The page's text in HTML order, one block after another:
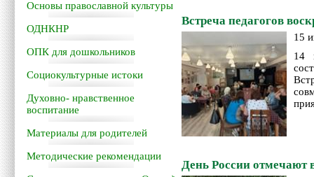
Основы православной культуры
ОДНКНР
ОПК для дошкольников
Социокультурные истоки
Духовно- нравственное
воспитание
Материалы для родителей
Методические рекомендации
Встреча педагогов
15
14
День России отмечают